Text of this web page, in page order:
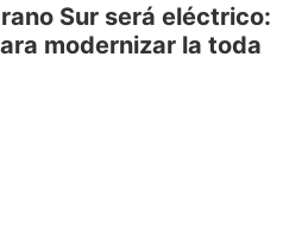
Sur será eléctrico:
modernizar la toda